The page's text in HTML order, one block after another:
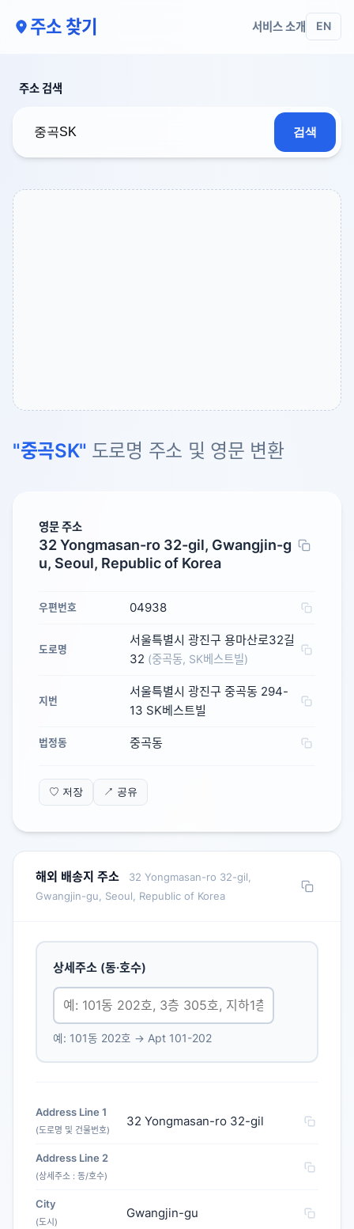
주소 찾기 서비스 소개 EN
주소 검색
검색
"중곡SK" 도로명 주소 및 영문 변환
영문 주소
32 Yongmasan-ro 32-gil, Gwangjin-g
u, Seoul, Republic of Korea
우편번호 04938
도로명
서울특별시 광진구 용마산로32길
32 (중곡동, SK베스트빌)
지번
서울특별시 광진구 중곡동 294-
13 SK베스트빌
법정동 중곡동
♡ 저장 ↗ 공유
해외 배송지 주소
32 Yongmasan-ro 32-gil,
Gwangjin-gu, Seoul, Republic of Korea
상세주소 (동·호수)
예: 101동 202호 → Apt 101-202
Address Line 1
(도로명 및 건물번호)
32 Yongmasan-ro 32-gil
Address Line 2
(상세주소 : 동/호수)
City
(도시)
Gwangjin-gu